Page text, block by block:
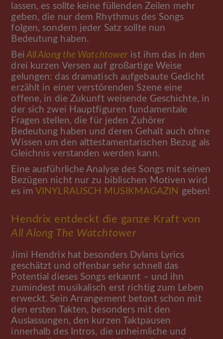
lassen, es sollte keine füllenden Zeilen mehr
geben, die nur dem Rhythmus des Songs
folgen, sondern jeder Satz sollte nun
Bedeutung haben.
Bei All Along the Watchtower ist ihm das in den
drei kurzen Versen auf großartige Weise
gelungen: das dramatisch aufgebaute Gedicht
erzählt in einer verstörenden Szene eine
offene, in die Zukunft weisende Geschichte, in
der sich zwei Hauptfiguren fundamentale
Fragen stellen, die für jeden Zuhörer
Bedeutung haben und deren Gehalt auch ohne
Wissen um den alttestamentarischen Bezug als
Gleichnis verstanden werden kann.
Eine ausführliche Analyse des Songs mit seinen
Bezügen nicht nur zu biblischen Motiven wird
es imVINYLRAUSCH MUSIKMAGAZIN geben!
Hendrix entdeckt die ganze Kraft von
All Along The Watchtower
Jimi Hendrix hat besonders Dylans Lyrics
geschätzt und offenbar sehr schnell das
Potential dieses Songs erkannt – und ihn
zumindest musikalisch erst richtig zum Leben
erweckt. Sein Arrangement betont schon mit
den ersten Takten, besonders mit den
Auslassungen, den kurzen Taktpausen
innerhalb des Intros, die unheimliche und